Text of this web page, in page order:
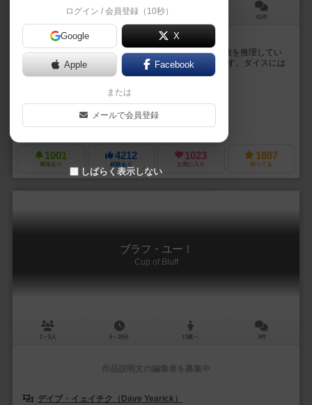
15～30分 61件
強気な態度はホントなの？ ダイスを使って心理戦！
全員が振ったダイスカップに隠されたサイコロの目の数を推理してい
くボードゲーム。 プレイヤーは6面ダイスを5つ持ちます。ダイスには
1～5の目と、オールマイティの☆の目があ...
リチャード・ボーグ（Richard Borg）
ビルガーデンAB（Bildgården AB）
1001
興味あり
4212
経験あり
1023
お気に入り
1807
持ってる
ブラフ・ユー！
Cup of Bluff
2～5人 5～20分 13歳～ 3件
作品説明文の編集者を募集中
デイブ・イェイチク（Dave Yearick）
ログイン / 会員登録（10秒）
Google X
Apple Facebook
または
メールで会員登録
しばらく表示しない